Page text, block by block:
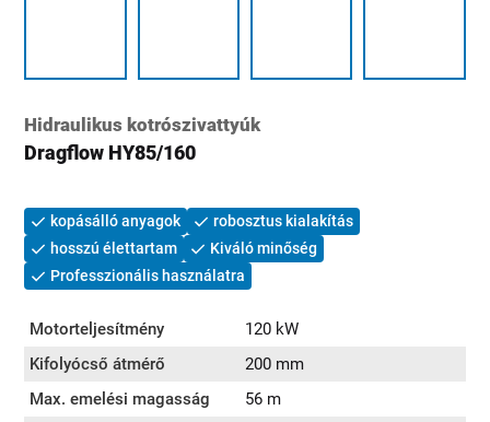
Hidraulikus kotrószivattyúk
Dragflow HY85/160
kopásálló anyagok
robosztus kialakítás
hosszú élettartam
Kiváló minőség
Professzionális használatra
Motorteljesítmény
120 kW
Kifolyócső átmérő
200 mm
Max. emelési magasság
56 m